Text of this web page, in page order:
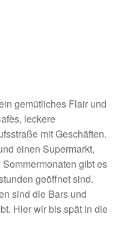
gemütliches Flair und
leckere
mit Geschäften.
einen Supermarkt,
gibt es
geöffnet sind.
sind die Bars und
Hier wir bis spät in die